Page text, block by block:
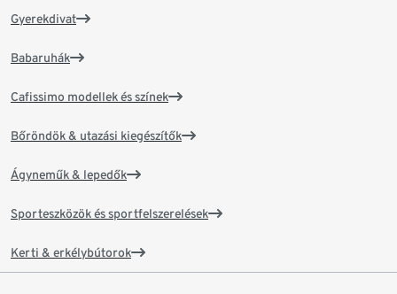
Gyerekdivat
Babaruhák
Cafissimo modellek és színek
Bőröndök & utazási kiegészítők
Ágyneműk & lepedők
Sporteszközök és sportfelszerelések
Kerti & erkélybútorok